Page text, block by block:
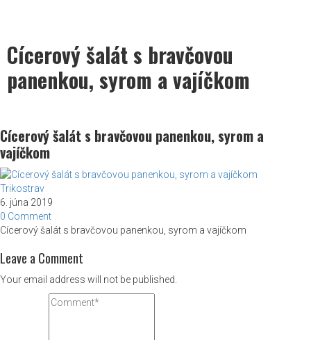
Cícerový šalát s bravčovou
panenkou, syrom a vajíčkom
Cícerový šalát s bravčovou panenkou, syrom a
vajíčkom
Trikostrav
6. júna 2019
0 Comment
Cícerový šalát s bravčovou panenkou, syrom a vajíčkom
Leave a Comment
Your email address will not be published.